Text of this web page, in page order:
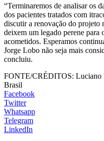
“Terminaremos de analisar os
dos pacientes tratados com
discutir a renovação do projeto
deixem um legado perene para
acometidos. Esperamos
Jorge Lobo não seja mais
concluiu.
FONTE/CRÉDITOS: Luciano
Brasil
Facebook
Twitter
Whatsapp
Telegram
LinkedIn